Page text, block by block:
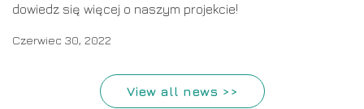
dowiedz się więcej o naszym projekcie!
Czerwiec 30, 2022
View all news >>